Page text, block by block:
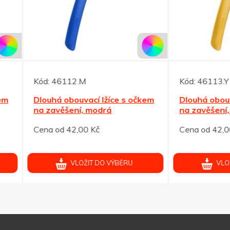
obouvací lžíce s očkem
modrá
od 42,00 Kč
VLOŽIT DO VÝBĚRU
Dlouhá obouvací lžíce s
na zavěšení, žlutá
Cena od 42,00 Kč
VLOŽIT DO VÝBĚRU